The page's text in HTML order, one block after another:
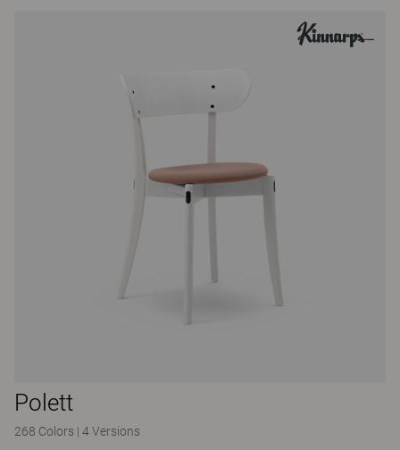
Polett
268 Colors | 4 Versions